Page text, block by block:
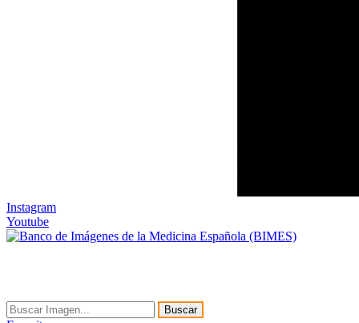
Instagram
Youtube
Buscar